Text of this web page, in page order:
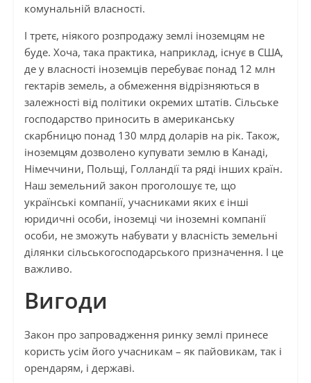
комунальній власності.
І третє, ніякого розпродажу землі іноземцям не
буде. Хоча, така практика, наприклад, існує в США,
де у власності іноземців перебуває понад 12 млн
гектарів земель, а обмеження відрізняються в
залежності від політики окремих штатів. Сільське
господарство приносить в американську
скарбницю понад 130 млрд доларів на рік. Також,
іноземцям дозволено купувати землю в Канаді,
Німеччини, Польщі, Голландії та ряді інших країн.
Наш земельний закон проголошує те, що
українські компанії, учасниками яких є інші
юридичні особи, іноземці чи іноземні компанії
особи, не зможуть набувати у власність земельні
ділянки сільськогосподарського призначення. І це
важливо.
Вигоди
Закон про запровадження ринку землі принесе
користь усім його учасникам – як пайовикам, так і
орендарям, і державі.